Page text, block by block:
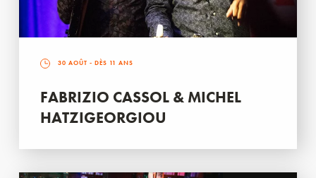
30 AOÛT - DÈS 11 ANS
FABRIZIO CASSOL & MICHEL
HATZIGEORGIOU